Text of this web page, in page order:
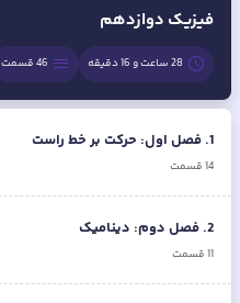
فیزیک دوازدهم
28 ساعت و 16 دقیقه 46قسمت
1
. فصل اول: حرکت بر خط راست
14قسمت
2
. فصل دوم: دینامیک
11قسمت